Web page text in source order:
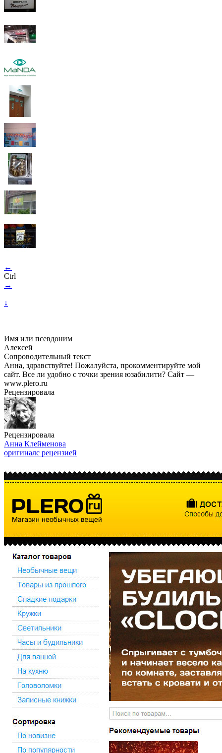
←
Ctrl
→
↓
Имя или псевдоним
Алексей
Сопроводительный текст
Анна, здравствуйте! Пожалуйста, прокомментируйте мой
сайт. Все ли удобно с точки зрения юзабилити? Сайт —
www.plero.ru
Рецензировала
Рецензировала
Анна Клейменова
оригиналс рецензией